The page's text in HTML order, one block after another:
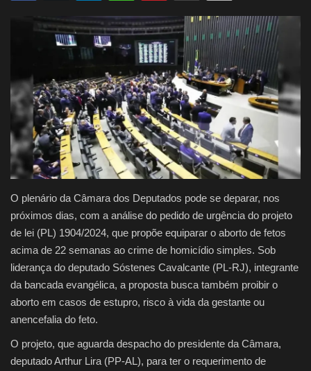
Educação
Galeria
Saúde
O plenário da Câmara dos Deputados pode se deparar, nos
próximos dias, com a análise do pedido de urgência do projeto
de lei (PL) 1904/2024, que propõe equiparar o aborto de fetos
acima de 22 semanas ao crime de homicídio simples. Sob
liderança do deputado Sóstenes Cavalcante (PL-RJ), integrante
da bancada evangélica, a proposta busca também proibir o
aborto em casos de estupro, risco à vida da gestante ou
anencefalia do feto.
O projeto, que aguarda despacho do presidente da Câmara,
deputado Arthur Lira (PP-AL), para ter o requerimento de